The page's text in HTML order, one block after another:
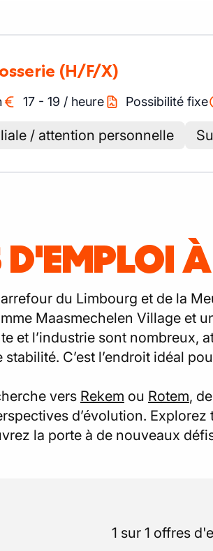
(H/F/X)
17 - 19 / heure Possibilité fixe
/ attention personnelle
D'EMPLOI
du Limbourg et de la
Maasmechelen Village et
et l’industrie sont nombreux,
C’est l’endroit idéal
vers Rekem ou Rotem,
d’évolution.
la porte à de nouveaux
1 sur 1 offres